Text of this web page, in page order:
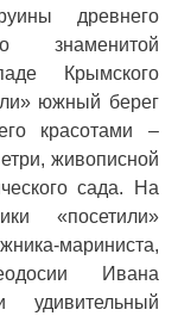
древнего
знаменитой
Крымского
южный берег
красотами –
живописной
сада. На
«посетили»
мариниста,
Ивана
удивительный